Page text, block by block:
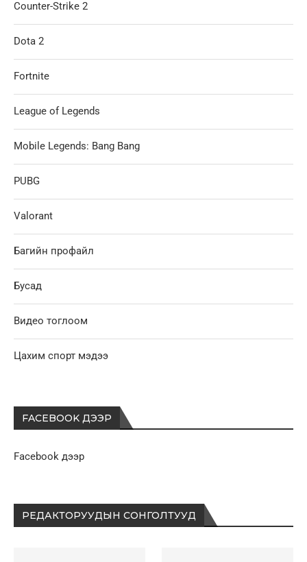
Counter-Strike 2
Dota 2
Fortnite
League of Legends
Mobile Legends: Bang Bang
PUBG
Valorant
Багийн профайл
Бусад
Видео тоглоом
Цахим спорт мэдээ
FACEBOOK ДЭЭР
Facebook дээр
РЕДАКТОРУУДЫН СОНГОЛТУУД